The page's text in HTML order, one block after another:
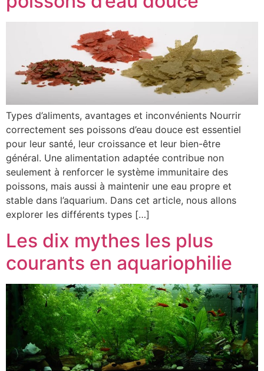
Types d’aliments, avantages et inconvénients Nourrir
correctement ses poissons d’eau douce est essentiel
pour leur santé, leur croissance et leur bien-être
général. Une alimentation adaptée contribue non
seulement à renforcer le système immunitaire des
poissons, mais aussi à maintenir une eau propre et
stable dans l’aquarium. Dans cet article, nous allons
explorer les différents types […]
Les dix mythes les plus
courants en aquariophilie